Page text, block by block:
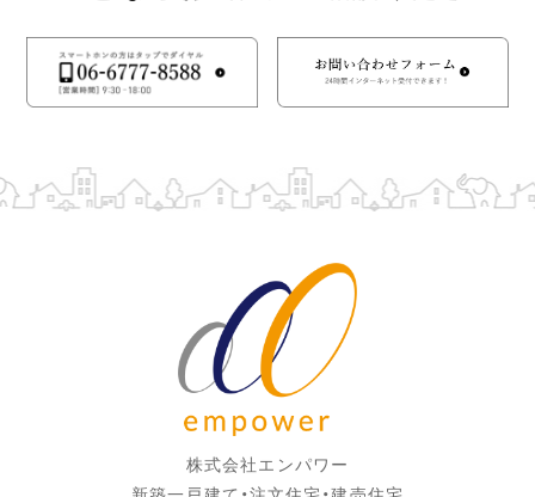
株式会社エンパワー